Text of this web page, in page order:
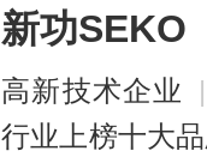
新功SEKO
高新技术企业
行业上榜十大